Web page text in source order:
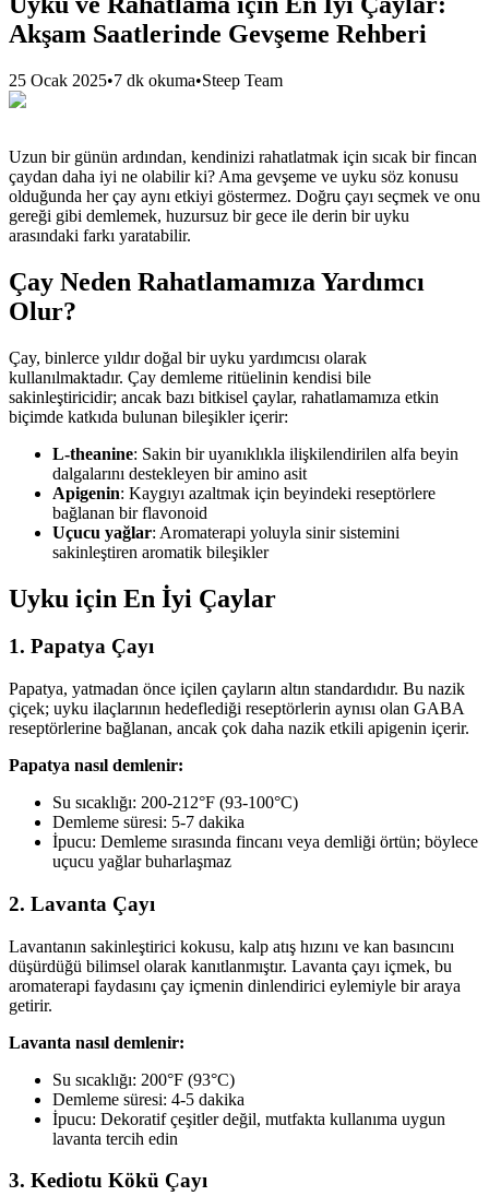
Akşam Saatlerinde Gevşeme Rehberi
25 Ocak 2025•7 dk okuma•Steep Team
Uzun bir günün ardından, kendinizi rahatlatmak için sıcak bir fincan
çaydan daha iyi ne olabilir ki? Ama gevşeme ve uyku söz konusu
olduğunda her çay aynı etkiyi göstermez. Doğru çayı seçmek ve onu
gereği gibi demlemek, huzursuz bir gece ile derin bir uyku
arasındaki farkı yaratabilir.
Çay Neden Rahatlamamıza Yardımcı
Olur?
Çay, binlerce yıldır doğal bir uyku yardımcısı olarak
kullanılmaktadır. Çay demleme ritüelinin kendisi bile
sakinleştiricidir; ancak bazı bitkisel çaylar, rahatlamamıza etkin
biçimde katkıda bulunan bileşikler içerir:
L-theanine: Sakin bir uyanıklıkla ilişkilendirilen alfa beyin
dalgalarını destekleyen bir amino asit
Apigenin: Kaygıyı azaltmak için beyindeki reseptörlere
bağlanan bir flavonoid
Uçucu yağlar: Aromaterapi yoluyla sinir sistemini
sakinleştiren aromatik bileşikler
Uyku için En İyi Çaylar
1. Papatya Çayı
Papatya, yatmadan önce içilen çayların altın standardıdır. Bu nazik
çiçek; uyku ilaçlarının hedeflediği reseptörlerin aynısı olan GABA
reseptörlerine bağlanan, ancak çok daha nazik etkili apigenin içerir.
Papatya nasıl demlenir:
Su sıcaklığı: 200-212°F (93-100°C)
Demleme süresi: 5-7 dakika
İpucu: Demleme sırasında fincanı veya demliği örtün; böylece
uçucu yağlar buharlaşmaz
2. Lavanta Çayı
Lavantanın sakinleştirici kokusu, kalp atış hızını ve kan basıncını
düşürdüğü bilimsel olarak kanıtlanmıştır. Lavanta çayı içmek, bu
aromaterapi faydasını çay içmenin dinlendirici eylemiyle bir araya
getirir.
Lavanta nasıl demlenir:
Su sıcaklığı: 200°F (93°C)
Demleme süresi: 4-5 dakika
İpucu: Dekoratif çeşitler değil, mutfakta kullanıma uygun
lavanta tercih edin
3. Kediotu Kökü Çayı